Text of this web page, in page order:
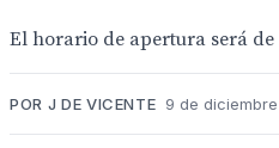
El horario de apertura será de
POR J DE VICENTE 9 de diciembre